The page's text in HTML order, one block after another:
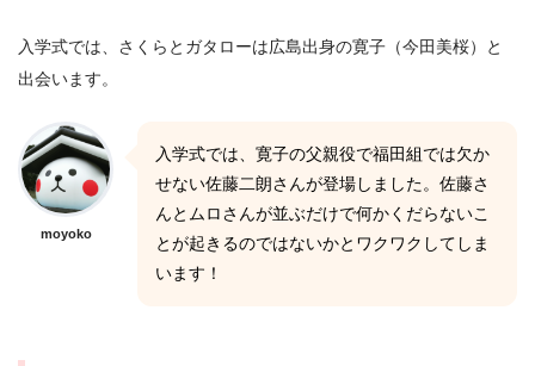
入学式では、さくらとガタローは広島出身の寛子（今田美桜）と
出会います。
moyoko
入学式では、寛子の父親役で福田組では欠か
せない佐藤二朗さんが登場しました。佐藤さ
んとムロさんが並ぶだけで何かくだらないこ
とが起きるのではないかとワクワクしてしま
います！